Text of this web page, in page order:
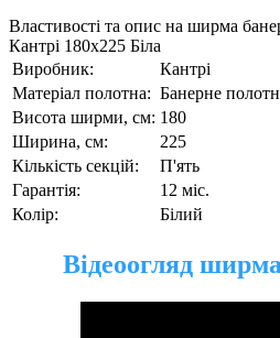
Властивості та опис на ширма
Кантрі 180х225 Біла
Виробник:
Кантрі
Матеріал полотна: Банерне
Висота ширми, см: 180
Ширина, см:
225
Кількість секцій:
П'ять
Гарантія:
12 міс.
Колір:
Білий
Відеоогляд